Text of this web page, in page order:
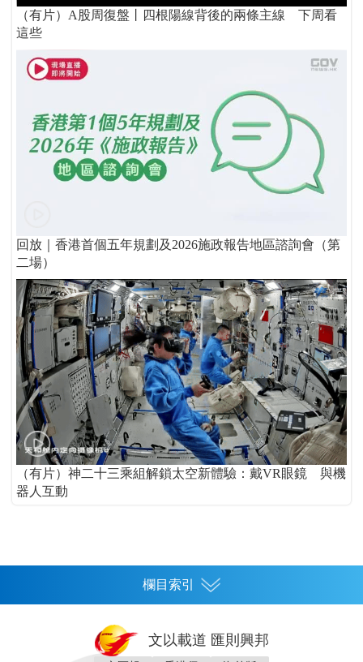
（有片）A股周復盤丨四根陽線背後的兩條主線 下周看
這些
回放｜香港首個五年規劃及2026施政報告地區諮詢會（第
二場）
（有片）神二十三乘組解鎖太空新體驗：戴VR眼鏡 與機
器人互動
欄目索引
文以載道 匯則興邦